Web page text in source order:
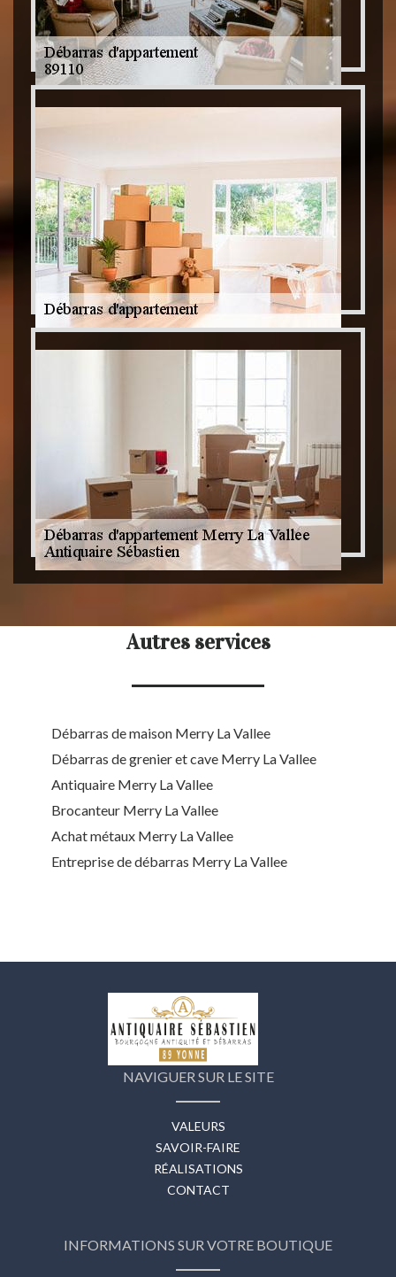
Autres services
Débarras de maison Merry La Vallee
Débarras de grenier et cave Merry La Vallee
Antiquaire Merry La Vallee
Brocanteur Merry La Vallee
Achat métaux Merry La Vallee
Entreprise de débarras Merry La Vallee
NAVIGUER SUR LE SITE
VALEURS
SAVOIR-FAIRE
RÉALISATIONS
CONTACT
INFORMATIONS SUR VOTRE BOUTIQUE